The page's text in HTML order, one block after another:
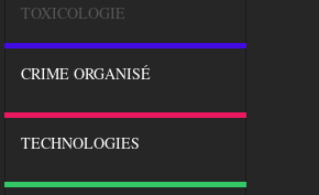
TOXICOLOGIE
CRIME ORGANISÉ
TECHNOLOGIES